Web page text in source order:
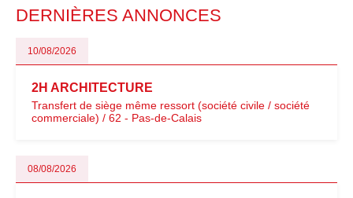
DERNIÈRES ANNONCES
10/08/2026
2H ARCHITECTURE
Transfert de siège même ressort (société civile / société
commerciale) / 62 - Pas-de-Calais
08/08/2026